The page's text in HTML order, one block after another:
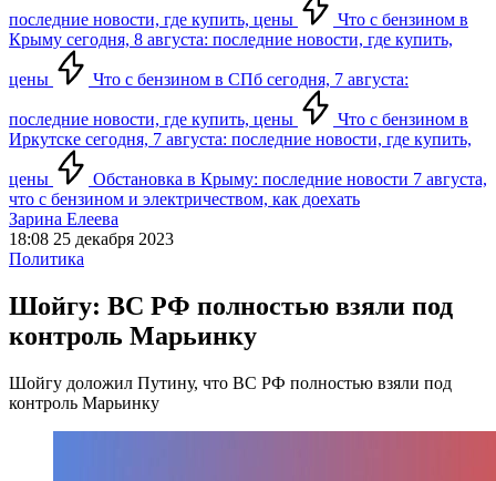
последние новости, где купить, цены
Что с бензином в
Крыму сегодня, 8 августа: последние новости, где купить,
цены Что с бензином в СПб сегодня, 7 августа:
последние новости, где купить, цены
Что с бензином в
Иркутске сегодня, 7 августа: последние новости, где купить,
цены
Обстановка в Крыму: последние новости 7 августа,
что с бензином и электричеством, как доехать
Зарина Елеева
18:08 25 декабря 2023
Политика
Шойгу: ВС РФ полностью взяли под
контроль Марьинку
Шойгу доложил Путину, что ВС РФ полностью взяли под
контроль Марьинку